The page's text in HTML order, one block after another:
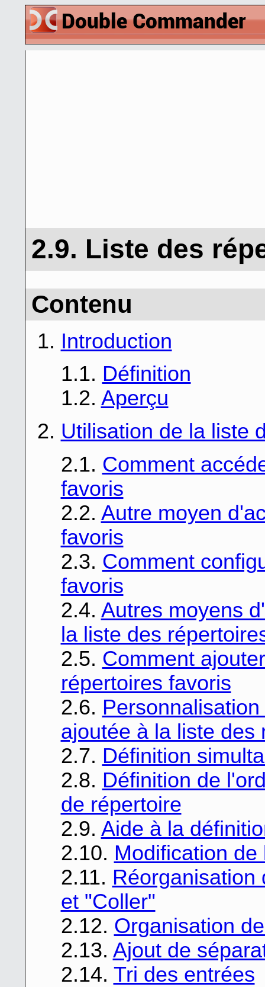
2.9. Liste des
Contenu
1. Introduction
1.1. Définition
1.2. Aperçu
2. Utilisation de la liste
2.1. Comment
favoris
2.2. Autre moyen
favoris
2.3. Comment
favoris
2.4. Autres moyens
la liste des
2.5. Comment
répertoires favoris
2.6.
ajoutée à la liste des
2.7. Définition
2.8. Définition de
de répertoire
2.9. Aide à la
2.10. Modification
2.11. Réorganisation
et "Coller"
2.12. Organisation
2.13. Ajout de
2.14. Tri des entrées